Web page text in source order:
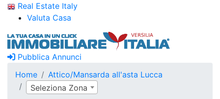
Real Estate Italy
Valuta Casa
Pubblica Annunci
Home
Attico/Mansarda all'asta Lucca
Seleziona Zona